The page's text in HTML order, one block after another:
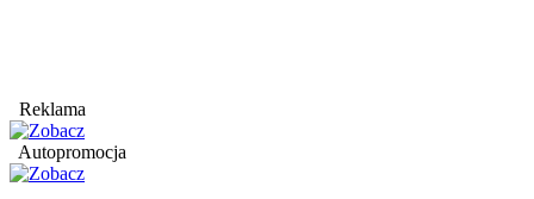
Reklama
Autopromocja